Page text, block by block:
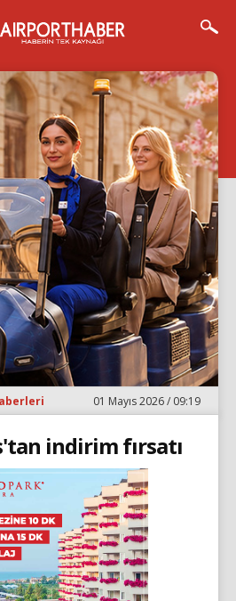
01 Mayıs 2026 / 09:19
indirim fırsatı